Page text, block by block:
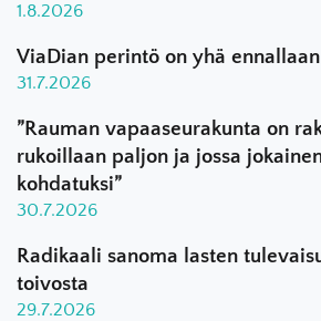
1.8.2026
ViaDian perintö on yhä ennallaan
31.7.2026
”Rauman vapaaseurakunta on
rukoillaan paljon ja jossa
kohdatuksi”
30.7.2026
Radikaali sanoma lasten
toivosta
29.7.2026